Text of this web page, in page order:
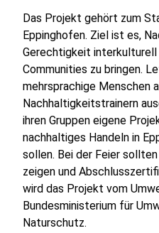
Das Projekt gehört zum
Eppinghofen. Ziel ist es,
Gerechtigkeit
Communities zu bringen.
mehrsprachige Menschen
Nachhaltigkeitstrainern
ihren Gruppen eigene
nachhaltiges Handeln in
sollen. Bei der Feier
zeigen und
wird das Projekt vom
Bundesministerium für
Naturschutz.